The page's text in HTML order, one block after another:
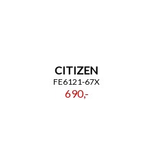
CITIZEN
FE6121-67X
690,-